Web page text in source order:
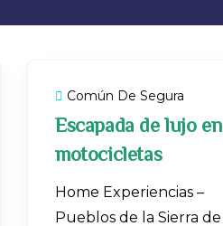
Común De Segura
Escapada de lujo en
motocicletas
Home Experiencias –
Pueblos de la Sierra de